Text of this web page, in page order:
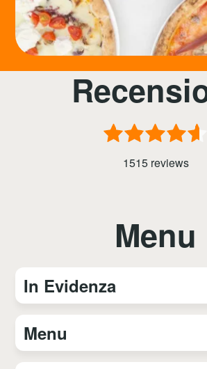
1515 reviews
Menu
In Evidenza
Menu